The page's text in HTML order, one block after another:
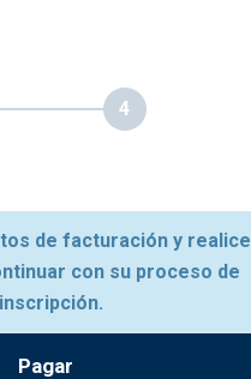
4
de facturación y realice
con su proceso de
inscripción.
Pagar